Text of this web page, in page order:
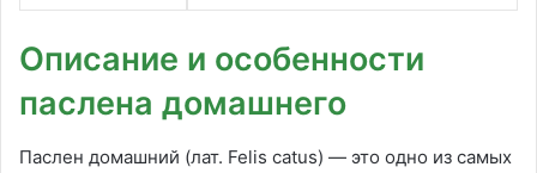
Описание и особенности
паслена домашнего
Паслен домашний (лат. Felis catus) — это одно из самых